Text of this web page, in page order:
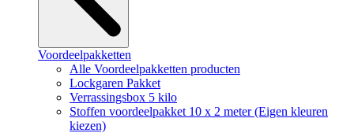
Voordeelpakketten
Alle Voordeelpakketten producten
Lockgaren Pakket
Verrassingsbox 5 kilo
Stoffen voordeelpakket 10 x 2 meter (Eigen kleuren
kiezen)